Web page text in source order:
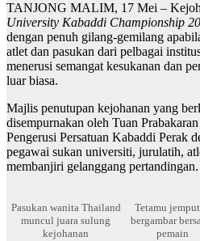
TANJONG MALIM, 17 Mei –
University Kabaddi Championship
dengan penuh gilang-gemilang
atlet dan pasukan dari pelbagai
menerusi semangat kesukanan dan
luar biasa.
Majlis penutupan kejohanan yang
disempurnakan oleh Tuan
Pengerusi Persatuan Kabaddi Perak
pegawai sukan universiti, jurulatih,
membanjiri gelanggang pertandingan.
Pasukan wanita Thailand
muncul juara sulung
kejohanan
Tetamu
bergambar
pemain